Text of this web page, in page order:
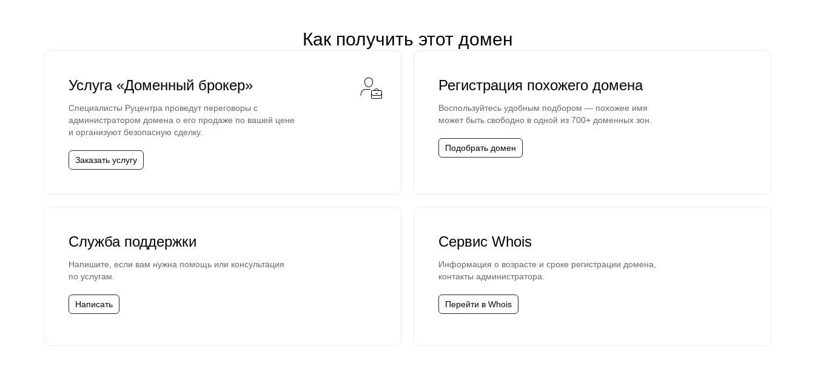
Как получить этот домен
Услуга «Доменный брокер»
Специалисты Руцентра проведут переговоры с
администратором домена о его продаже по вашей цене
и организуют безопасную сделку.
Заказать услугу
Регистрация похожего домена
Воспользуйтесь удобным подбором — похожее имя
может быть свободно в одной из 700+ доменных зон.
Подобрать домен
Служба поддержки
Напишите, если вам нужна помощь или консультация
по услугам.
Написать
Сервис Whois
Информация о возрасте и сроке регистрации домена,
контакты администратора.
Перейти в Whois